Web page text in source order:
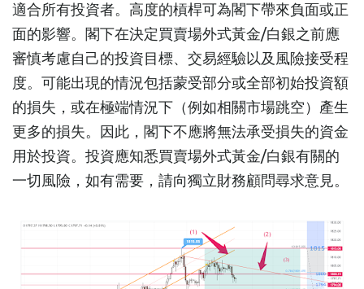
適合所有投資者。高度的槓桿可為閣下帶來負面或正
面的影響。閣下在決定買賣場外式黃金/白銀之前應
審慎考慮自己的投資目標、交易經驗以及風險接受程
度。可能出現的情況包括蒙受部分或全部初始投資額
的損失，或在極端情況下（例如相關市場跳空）產生
更多的損失。因此，閣下不應將無法承受損失的資金
用於投資。投資應知悉買賣場外式黃金/白銀有關的
一切風險，如有需要，請向獨立財務顧問尋求意見。